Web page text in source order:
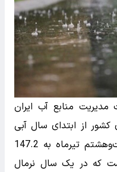
منابع آب ایران
از ابتدای سال آبی
جاری (شروع مهر 1403) تا بیست‌وهشتم تیرماه به 147.2
که در یک سال نرمال